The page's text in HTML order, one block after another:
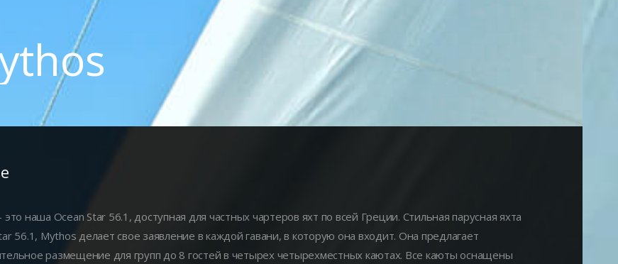
наша Ocean Star 56.1, доступная для частных чартеров яхт по всей Греции. Стильная парусная яхта
56.1, Mythos делает свое заявление в каждой гавани, в которую она входит. Она предлагает
размещение для групп до 8 гостей в четырех четырехместных каютах. Все каюты оснащены